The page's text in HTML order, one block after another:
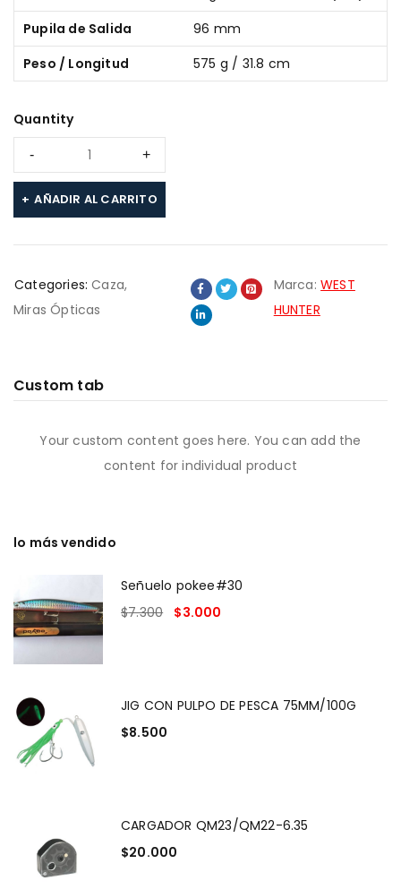
lo más vendido
Señuelo pokee#30
$7.300 $3.000
JIG CON PULPO DE PESCA 75MM/100G
$8.500
CARGADOR QM23/QM22-6.35
$20.000
Pupila de Salida
96 mm
Peso / Longitud
575 g / 31.8 cm
Quantity
AÑADIR AL CARRITO
Categories: Caza,
Miras Ópticas
Marca:WEST
HUNTER
Custom tab
Your custom content goes here. You can add the
content for individual product